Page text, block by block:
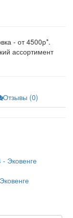
- от 4500р*.
ассортимент
Отзывы (0)